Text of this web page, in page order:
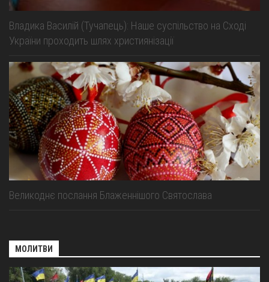
Владика Василій (Тучапець): Наше суспільство на Сході
України проходить шлях християнізації
Великоднє послання Блаженнішого Святослава
МОЛИТВИ